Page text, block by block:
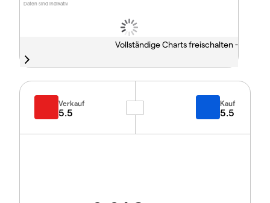
Daten sind indikativ
Vollständige Charts freischalten -
Verkauf
5.5
Kauf
5.5